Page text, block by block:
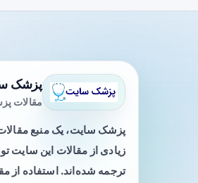
پزشک
مقالات
پزشک سایت، یک منبع
زیادی از مقالات این سایت
ترجمه شده‌اند. استفاده از